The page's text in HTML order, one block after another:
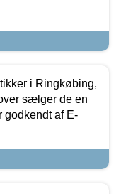
i Ringkøbing,
sælger de en
godkendt af E-